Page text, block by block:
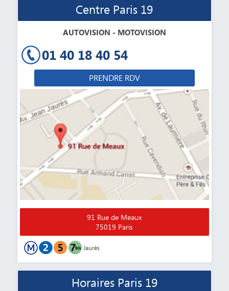
Centre Paris 19
AUTOVISION - MOTOVISION
01 40 18 40 54
PRENDRE RDV
91 Rue de Meaux
75019 Paris
Jaurès
Horaires Paris 19